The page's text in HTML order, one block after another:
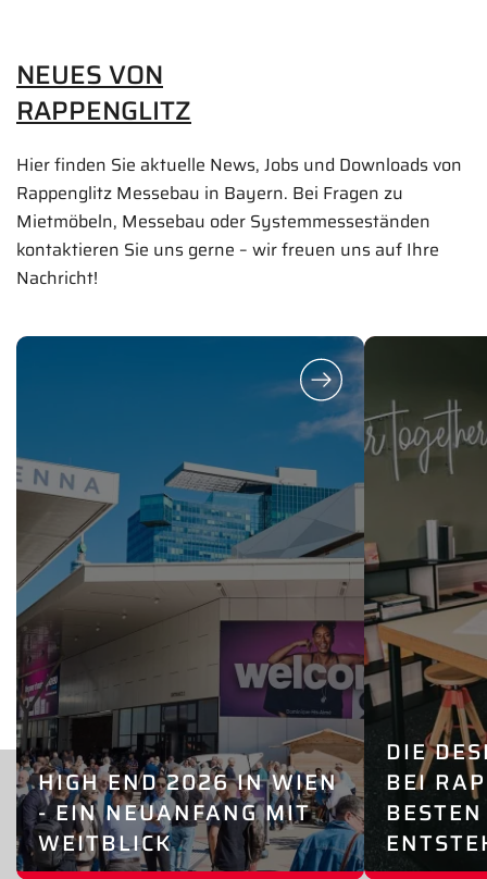
NEUES VON
RAPPENGLITZ
Hier finden Sie aktuelle News, Jobs und Downloads von
Rappenglitz Messebau in Bayern. Bei Fragen zu
Mietmöbeln, Messebau oder Systemmesseständen
kontaktieren Sie uns gerne – wir freuen uns auf Ihre
Nachricht!
HIGH END 2026 IN WIEN
- EIN NEUANFANG MIT
WEITBLICK
DIE
BEI